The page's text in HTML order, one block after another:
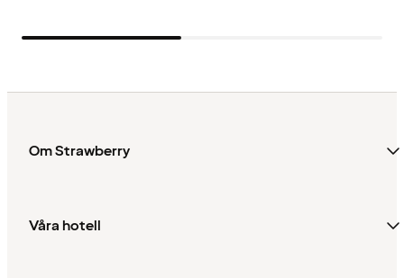
Om Strawberry
Våra hotell